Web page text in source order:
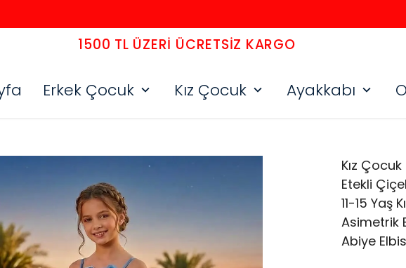
1500 TL ÜZERI ÜCRETSIZ KARGO
Erkek Çocuk Kız Çocuk Ayakkabı
Kız
Etekli
11-15 Yaş
Asimetrik
Abiye